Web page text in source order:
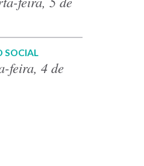
SOCIAL
feira, 4 de